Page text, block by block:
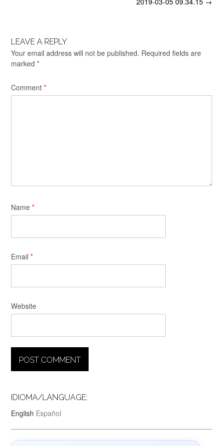
LEAVE A REPLY
Your email address will not be published. Required fields are
marked *
Comment *
Name *
Email *
Website
IDIOMA/LANGUAGE:
English Español